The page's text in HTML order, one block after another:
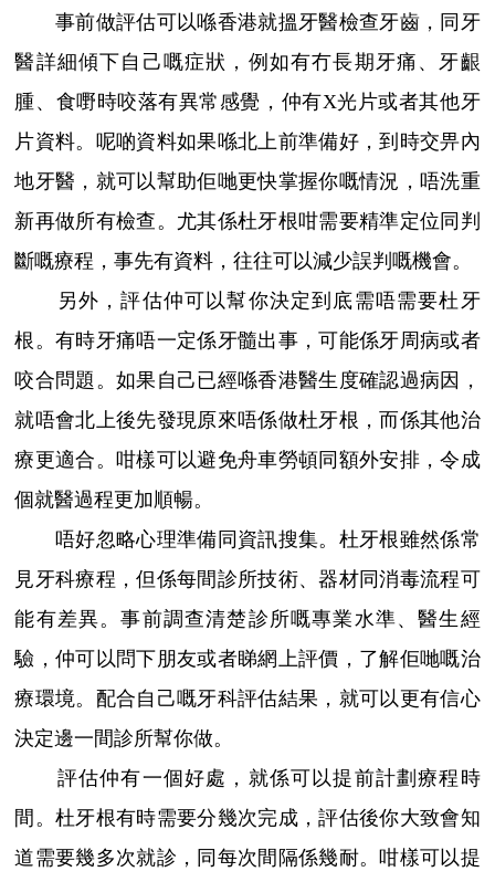
事前做評估可以喺香港就搵牙醫檢查牙齒，同牙
醫詳細傾下自己嘅症狀，例如有冇長期牙痛、牙齦
腫、食嘢時咬落有異常感覺，仲有X光片或者其他牙
片資料。呢啲資料如果喺北上前準備好，到時交畀內
地牙醫，就可以幫助佢哋更快掌握你嘅情況，唔洗重
新再做所有檢查。尤其係杜牙根咁需要精準定位同判
斷嘅療程，事先有資料，往往可以減少誤判嘅機會。
另外，評估仲可以幫你決定到底需唔需要杜牙
根。有時牙痛唔一定係牙髓出事，可能係牙周病或者
咬合問題。如果自己已經喺香港醫生度確認過病因，
就唔會北上後先發現原來唔係做杜牙根，而係其他治
療更適合。咁樣可以避免舟車勞頓同額外安排，令成
個就醫過程更加順暢。
唔好忽略心理準備同資訊搜集。杜牙根雖然係常
見牙科療程，但係每間診所技術、器材同消毒流程可
能有差異。事前調查清楚診所嘅專業水準、醫生經
驗，仲可以問下朋友或者睇網上評價，了解佢哋嘅治
療環境。配合自己嘅牙科評估結果，就可以更有信心
決定邊一間診所幫你做。
評估仲有一個好處，就係可以提前計劃療程時
間。杜牙根有時需要分幾次完成，評估後你大致會知
道需要幾多次就診，同每次間隔係幾耐。咁樣可以提